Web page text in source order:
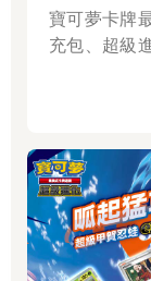
組．
寶可夢卡牌
充包、超級